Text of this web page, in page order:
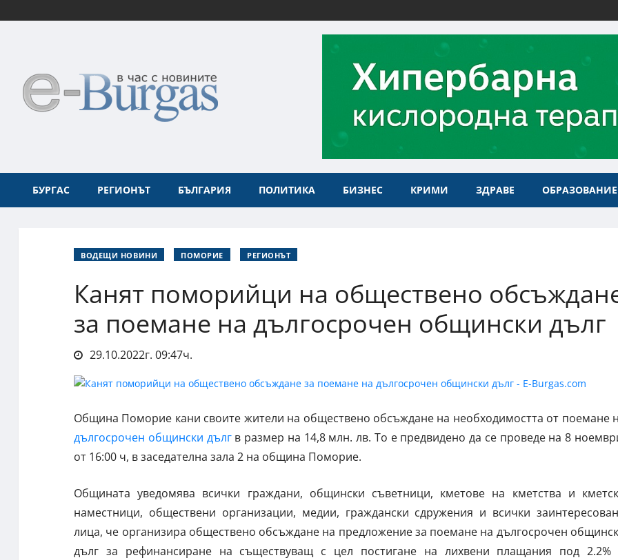
БУРГАС РЕГИОНЪТ БЪЛГАРИЯ ПОЛИТИКА БИЗНЕС КРИМИ ЗДРАВЕ ОБРАЗОВАНИЕ
ВОДЕЩИ НОВИНИ ПОМОРИЕ РЕГИОНЪТ
Канят поморийци на обществено
за поемане на дългосрочен общински дълг
29.10.2022г. 09:47ч.
Община Поморие кани своите жители на обществено обсъждане на необходимостта от поемане
дългосрочен общински дълг в размер на 14,8 млн. лв. То е предвидено да се проведе на 8
от 16:00 ч, в заседателна зала 2 на община Поморие.
Общината уведомява всички граждани, общински съветници, кметове на кметства и
наместници, обществени организации, медии, граждански сдружения и всички
лица, че организира обществено обсъждане на предложение за поемане на дългосрочен
дълг за рефинансиране на съществуващ с цел постигане на лихвени плащания под 2.2%